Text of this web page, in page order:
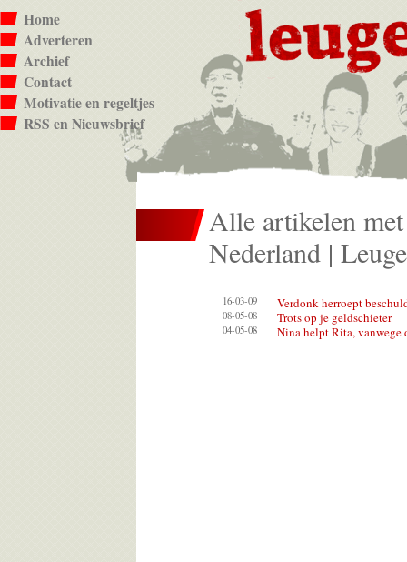
Home
Adverteren
Archief
Contact
Motivatie en regeltjes
RSS en Nieuwsbrief
Alle artikelen
Nederland |
16-03-09 Verdonk herroept
08-05-08 Trots op je geldschieter
04-05-08 Nina helpt Rita, vanwege